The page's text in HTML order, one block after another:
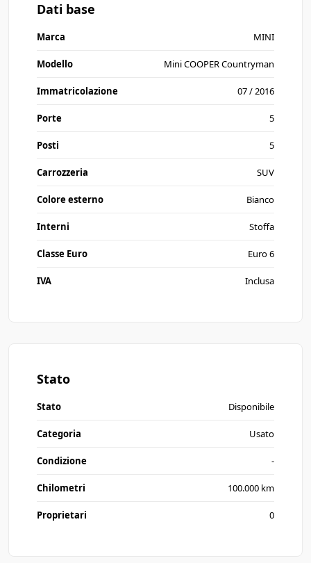
Dati base
Marca MINI
Modello Mini COOPER Countryman
Immatricolazione 07 / 2016
Porte 5
Posti 5
Carrozzeria SUV
Colore esterno Bianco
Interni Stoffa
Classe Euro Euro 6
IVA Inclusa
Stato
Stato Disponibile
Categoria Usato
Condizione -
Chilometri 100.000 km
Proprietari 0